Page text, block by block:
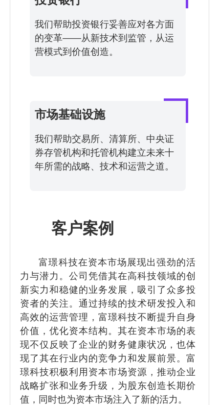
我们帮助投资银行妥善应对各方面
的变革——从新技术到监管，从运
营模式到价值创造。
市场基础设施
我们帮助交易所、清算所、中央证
券存管机构和托管机构建立未来十
年所需的战略、技术和运营之道。
客户案例
富璟科技在资本市场展现出强劲的活
力与潜力。公司凭借其在高科技领域的创
新实力和稳健的业务发展，吸引了众多投
资者的关注。通过持续的技术研发投入和
高效的运营管理，富璟科技不断提升自身
价值，优化资本结构。其在资本市场的表
现不仅反映了企业的财务健康状况，也体
现了其在行业内的竞争力和发展前景。富
璟科技积极利用资本市场资源，推动企业
战略扩张和业务升级，为股东创造长期价
值，同时也为资本市场注入了新的活力。